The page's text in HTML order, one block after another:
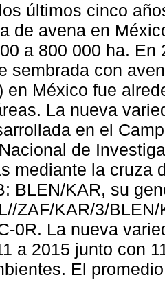
últimos cinco
de avena en
a 800 000 ha. En
sembrada con
en México fue
La nueva
en el
de
mediante la cruza
BLEN/KAR, su
ZAF/KAR/3/
0R. La nueva
a 2015 junto con
El